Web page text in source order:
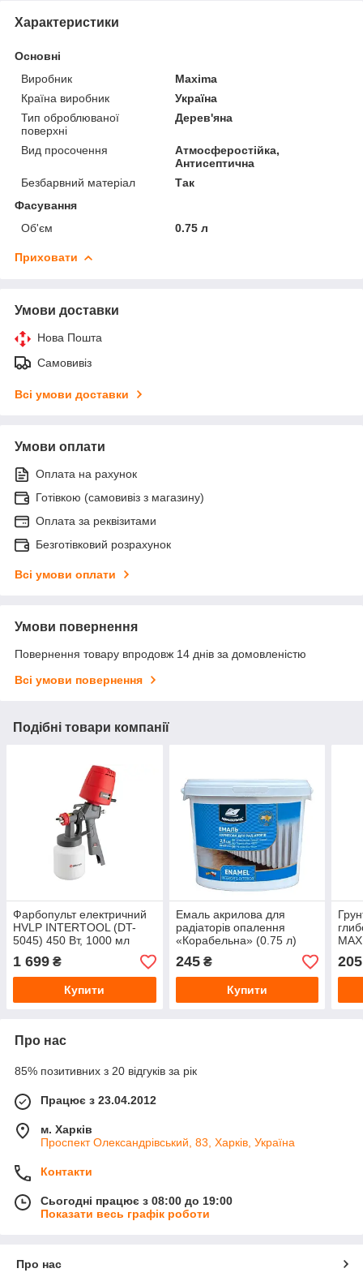
Характеристики
Основні
Виробник
Maxima
Країна виробник
Україна
Тип оброблюваної
поверхні
Дерев'яна
Вид просочення
Атмосферостійка,
Антисептична
Безбарвний матеріал
Так
Фасування
Об'єм
0.75 л
Приховати
Умови доставки
Нова Пошта
Самовивіз
Всі умови доставки
Умови оплати
Оплата на рахунок
Готівкою (самовивіз з магазину)
Оплата за реквізитами
Безготівковий розрахунок
Всі умови оплати
Умови повернення
Повернення товару впродовж 14 днів за домовленістю
Всі умови повернення
Подібні товари компанії
Фарбопульт електричний
HVLP INTERTOOL (DT-
5045) 450 Вт, 1000 мл
1 699 ₴
Купити
Емаль акрилова для
радіаторів опалення
«Корабельна» (0.75 л)
Білий глянсовий
245₴
Купити
л)
205
Про нас
85% позитивних з 20 відгуків за рік
Працює з 23.04.2012
м. Харків
Проспект Олександрівський, 83, Харків, Україна
Контакти
Сьогодні працює з 08:00 до 19:00
Показати весь графік роботи
Про нас